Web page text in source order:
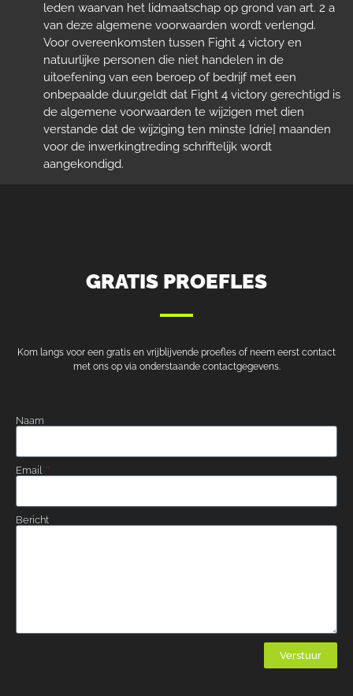
leden waarvan het lidmaatschap op grond van art. 2 a
van deze algemene voorwaarden wordt verlengd.
Voor overeenkomsten tussen Fight 4 victory en
natuurlijke personen die niet handelen in de
uitoefening van een beroep of bedrijf met een
onbepaalde duur,geldt dat Fight 4 victory gerechtigd is
de algemene voorwaarden te wijzigen met dien
verstande dat de wijziging ten minste [drie] maanden
voor de inwerkingtreding schriftelijk wordt
aangekondigd.
GRATIS PROEFLES
Kom langs voor een gratis en vrijblijvende proefles of neem eerst contact
met ons op via onderstaande contactgegevens.
Naam
Email
Bericht
Verstuur